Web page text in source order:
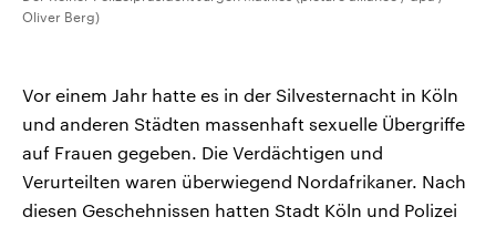
Oliver Berg)
Vor einem Jahr hatte es in der Silvesternacht in Köln
und anderen Städten massenhaft sexuelle Übergriffe
auf Frauen gegeben. Die Verdächtigen und
Verurteilten waren überwiegend Nordafrikaner. Nach
diesen Geschehnissen hatten Stadt Köln und Polizei